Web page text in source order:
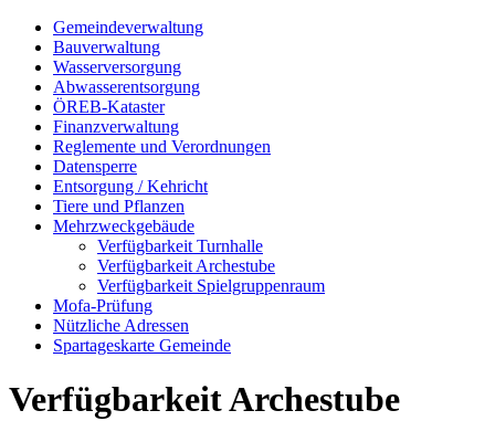
Gemeindeverwaltung
Bauverwaltung
Wasserversorgung
Abwasserentsorgung
ÖREB-Kataster
Finanzverwaltung
Reglemente und Verordnungen
Datensperre
Entsorgung / Kehricht
Tiere und Pflanzen
Mehrzweckgebäude
Verfügbarkeit Turnhalle
Verfügbarkeit Archestube
Verfügbarkeit Spielgruppenraum
Mofa-Prüfung
Nützliche Adressen
Spartageskarte Gemeinde
Verfügbarkeit Archestube